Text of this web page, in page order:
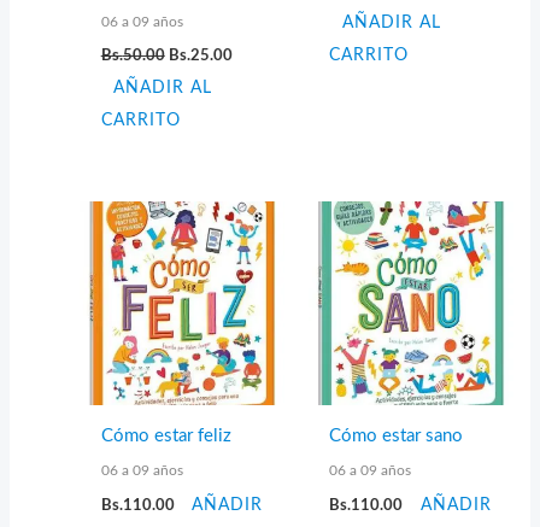
06 a 09 años
Bs.50.00 El
original
Bs.50.00.
Bs.25.00El
AÑADIR AL
CARRITO
original
Bs.50.00.
AÑADIR AL
CARRITO
Cómo estar feliz
06 a 09 años
Bs.110.00
AÑADIR
Cómo estar sano
06 a 09 años
Bs.110.00
AÑADIR